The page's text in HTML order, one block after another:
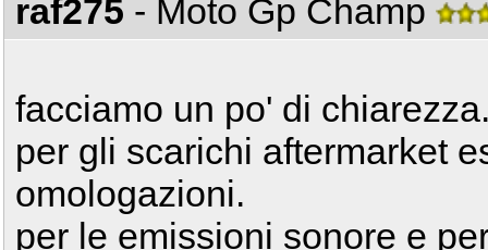
raf275 - Moto Gp Champ
facciamo un po' di
per gli scarichi aftermarket
omologazioni.
per le emissioni sonore e